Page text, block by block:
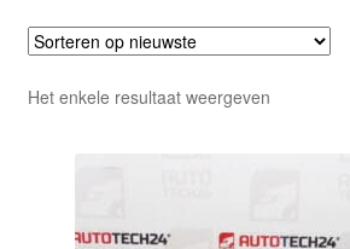
Het enkele resultaat weergeven